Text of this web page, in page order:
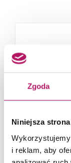
Zgoda
Niniejsza
i reklam, aby
Tubądzin